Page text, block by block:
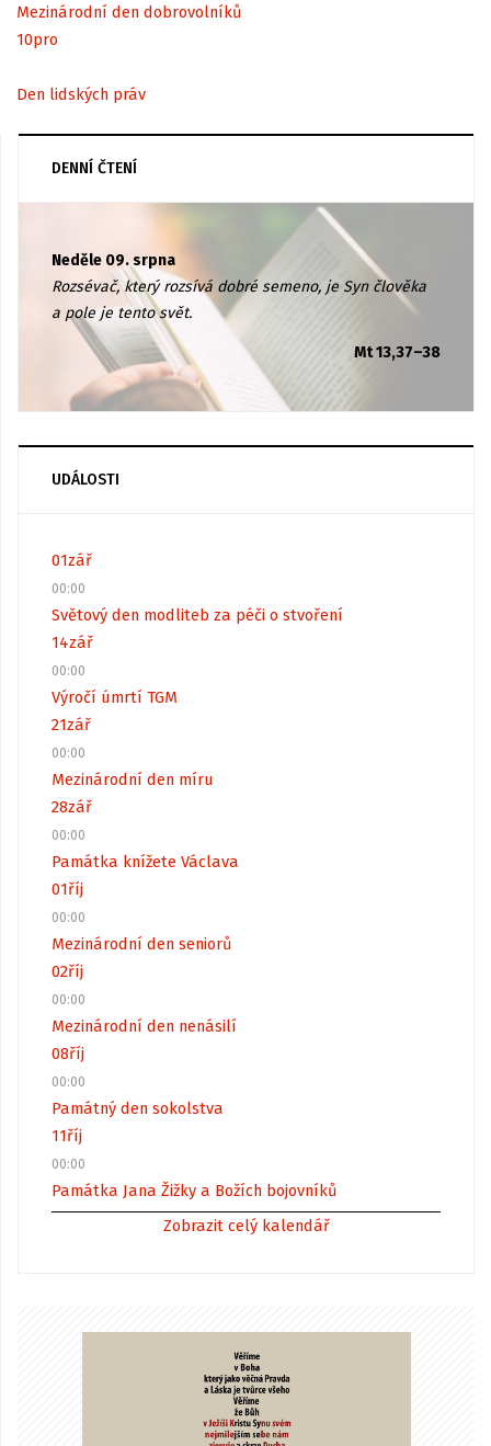
Mezinárodní den dobrovolníků
10pro
Den lidských práv
DENNÍ ČTENÍ
Neděle 09. srpna
Rozsévač, který rozsívá dobré semeno, je Syn člověka
a pole je tento svět.
Mt 13,37–38
UDÁLOSTI
01zář
00:00
Světový den modliteb za péči o stvoření
14zář
00:00
Výročí úmrtí TGM
21zář
00:00
Mezinárodní den míru
28zář
00:00
Památka knížete Václava
01říj
00:00
Mezinárodní den seniorů
02říj
00:00
Mezinárodní den nenásilí
08říj
00:00
Památný den sokolstva
11říj
00:00
Památka Jana Žižky a Božích bojovníků
Zobrazit celý kalendář